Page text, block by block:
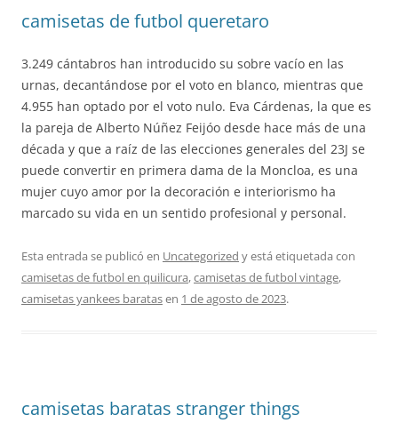
camisetas de futbol queretaro
3.249 cántabros han introducido su sobre vacío en las
urnas, decantándose por el voto en blanco, mientras que
4.955 han optado por el voto nulo. Eva Cárdenas, la que es
la pareja de Alberto Núñez Feijóo desde hace más de una
década y que a raíz de las elecciones generales del 23J se
puede convertir en primera dama de la Moncloa, es una
mujer cuyo amor por la decoración e interiorismo ha
marcado su vida en un sentido profesional y personal.
Esta entrada se publicó en Uncategorized y está etiquetada con
camisetas de futbol en quilicura,camisetas de futbol vintage,
camisetas yankees baratasen 1 de agosto de 2023.
camisetas baratas stranger things